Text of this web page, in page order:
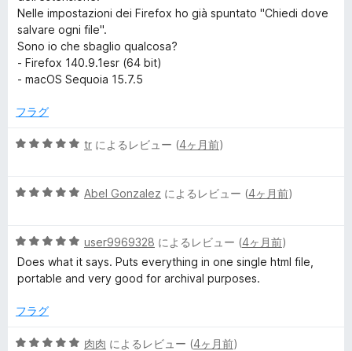
評
価
Nelle impostazioni dei Firefox ho già spuntato "Chiedi dove
salvare ogni file".
Sono io che sbaglio qualcosa?
- Firefox 140.9.1esr (64 bit)
- macOS Sequoia 15.7.5
フラグ
5
中
評
価
tr によるレビュー (4ヶ月前)
5
中
5
の
価
Abel Gonzalez によるレビュー (4ヶ月前)
5
段
階
5
評
user9969328 によるレビュー (4ヶ月前)
Does what it says. Puts everything in one single html file,
portable and very good for archival purposes.
フラグ
5
肉肉 によるレビュー (4ヶ月前)